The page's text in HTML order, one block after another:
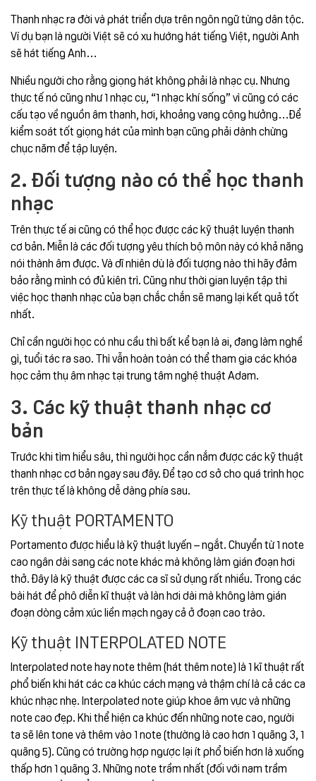
Thanh nhạc ra đời và phát triển dựa trên ngôn ngữ từng dân tộc.
Ví dụ bạn là người Việt sẽ có xu hướng hát tiếng Việt, người Anh
sẽ hát tiếng Anh…
Nhiều người cho rằng giọng hát không phải là nhạc cụ. Nhưng
thực tế nó cũng như 1 nhạc cụ, “1 nhạc khí sống” vì cũng có các
cấu tạo về nguồn âm thanh, hơi, khoảng vang cộng hưởng…Để
kiểm soát tốt giọng hát của mình bạn cũng phải dành chừng
chục năm để tập luyện.
2. Đối tượng nào có thể học thanh
nhạc
Trên thực tế ai cũng có thể học được các kỹ thuật luyện thanh
cơ bản. Miễn là các đối tượng yêu thích bộ môn này có khả năng
nói thành âm được. Và dĩ nhiên dù là đối tượng nào thì hãy đảm
bảo rằng mình có đủ kiên trì. Cũng như thời gian luyện tập thì
việc học thanh nhạc của bạn chắc chắn sẽ mang lại kết quả tốt
nhất.
Chỉ cần người học có nhu cầu thì bất kể bạn là ai, đang làm nghề
gì, tuổi tác ra sao. Thì vẫn hoàn toàn có thể tham gia các khóa
học cảm thụ âm nhạc tại trung tâm nghệ thuật Adam.
3. Các kỹ thuật thanh nhạc cơ
bản
Trước khi tìm hiểu sâu, thì người học cần nắm được các kỹ thuật
thanh nhạc cơ bản ngay sau đây. Để tạo cơ sở cho quá trình học
trên thực tế là không dễ dàng phía sau.
Kỹ thuật PORTAMENTO
Portamento được hiểu là kỹ thuật luyến – ngắt. Chuyển từ 1 note
cao ngân dài sang các note khác mà không làm gián đoạn hơi
thở. Đây là kỹ thuật được các ca sĩ sử dụng rất nhiều. Trong các
bài hát để phô diễn kĩ thuật và làn hơi dài mà không làm gián
đoạn dòng cảm xúc liền mạch ngay cả ở đoạn cao trào.
Kỹ thuật INTERPOLATED NOTE
Interpolated note hay note thêm (hát thêm note) là 1 kĩ thuật rất
phổ biến khi hát các ca khúc cách mạng và thậm chí là cả các ca
khúc nhạc nhẹ. Interpolated note giúp khoe âm vực và những
note cao đẹp. Khi thể hiện ca khúc đến những note cao, người
ta sẽ lên tone và thêm vào 1 note (thường là cao hơn 1 quãng 3, 1
quãng 5). Cũng có trường hợp ngược lại ít phổ biến hơn là xuống
thấp hơn 1 quãng 3. Những note trầm nhất (đối với nam trầm